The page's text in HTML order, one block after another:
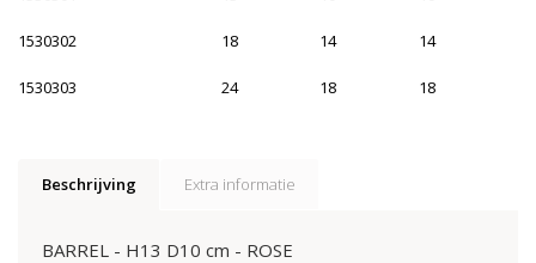
1530302 18 14 14
1530303 24 18 18
Beschrijving Extra informatie
BARREL - H13 D10 cm - ROSE